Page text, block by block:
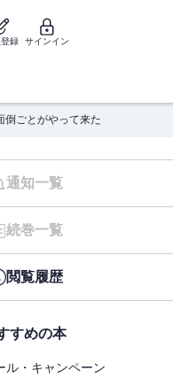
録 サインイン
ごとがやって来た
通知一覧
続巻一覧
閲覧履歴
すめの本
ル・キャンペーン